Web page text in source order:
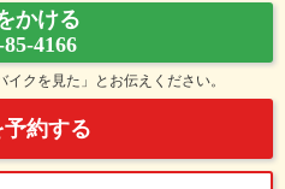
かける
4166
クを見た」とお伝えください。
約する